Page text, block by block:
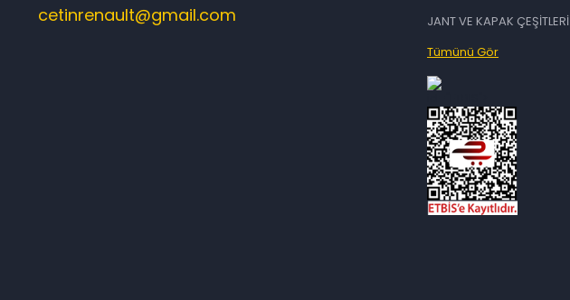
cetinrenault@gmail.com
JANT VE KAPAK ÇEŞİTLERİ
Tümünü Gör